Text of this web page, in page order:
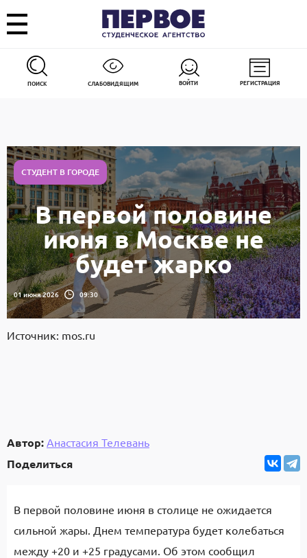
ПОИСК СЛАБОВИДЯЩИМ ВОЙТИ РЕГИСТРАЦИЯ
СТУДЕНТ В ГОРОДЕ
В первой половине
июня в Москве не
будет жарко
01 июня 2026 09:30
Источник: mos.ru
Автор: Анастасия Телевань
Поделиться
В первой половине июня в столице не ожидается
сильной жары. Днем температура будет колебаться
между +20 и +25 градусами. Об этом сообщил